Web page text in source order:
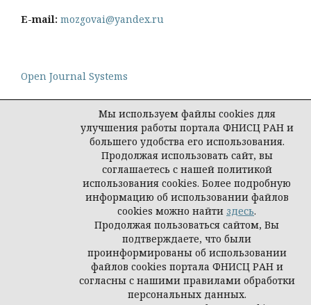
E-mail: mozgovai@yandex.ru
Open Journal Systems
Политика конфиденциальности персональных
© Социологическая наука и социальная практика,
Мы используем файлы cookies для
улучшения работы портала ФНИСЦ РАН и
большего удобства его использования.
Продолжая использовать сайт, вы
соглашаетесь с нашей политикой
использования cookies. Более подробную
информацию об использовании файлов
cookies можно найти здесь.
Продолжая пользоваться сайтом, Вы
подтверждаете, что были
проинформированы об использовании
файлов cookies портала ФНИСЦ РАН и
согласны с нашими правилами обработки
персональных данных.